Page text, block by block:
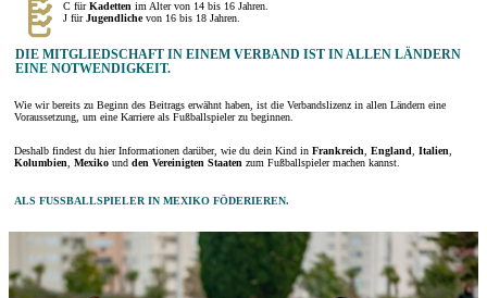
C fürKadetten im Alter von 14 bis 16 Jahren.
J fürJugendlichevon 16 bis 18 Jahren.
DIE MITGLIEDSCHAFT IN EINEM VERBAND IST IN ALLEN LÄNDERN
EINE NOTWENDIGKEIT.
Wie wir bereits zu Beginn des Beitrags erwähnt haben, ist die Verbandslizenz in allen Ländern eine
Voraussetzung, um eine Karriere als Fußballspieler zu beginnen.
Deshalb findest du hier Informationen darüber, wie du dein Kind in Frankreich, England, Italien,
Kolumbien, Mexiko und den Vereinigten Staaten zum Fußballspieler machen kannst.
ALS FUSSBALLSPIELER IN MEXIKO FÖDERIEREN.